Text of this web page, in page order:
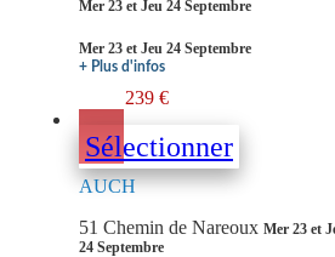
Mer 23 et Jeu 24 Septembre
Mer 23 et Jeu 24 Septembre
+ Plus d'infos
239 €
Sélectionner
AUCH
51 Chemin de Nareoux Mer 23 et
24 Septembre